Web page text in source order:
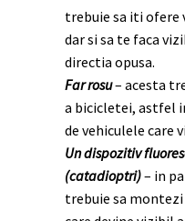
trebuie sa iti
dar si sa te faca
directia opusa.
Far rosu– acesta
a bicicletei, astfel
de vehiculele care
Un dispozitiv
(catadioptri)– in
trebuie sa